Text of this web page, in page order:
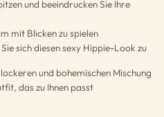
und beeindrucken Sie Ihre
mit Blicken zu spielen
sich diesen sexy Hippie-Look zu
und bohemischen Mischung
das zu Ihnen passt